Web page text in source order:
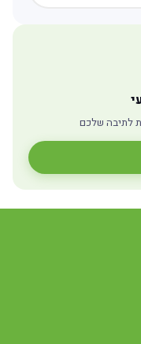
לתיבה שלכם